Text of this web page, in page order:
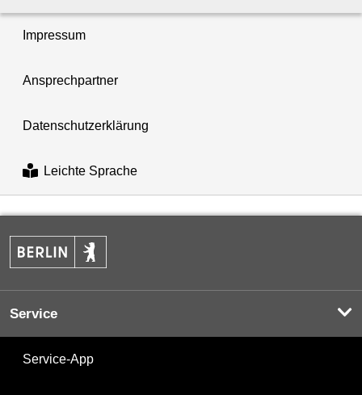
Impressum
Ansprechpartner
Datenschutzerklärung
Leichte Sprache
Service
Service-App